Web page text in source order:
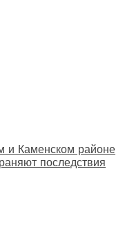
и Каменском районе
последствия